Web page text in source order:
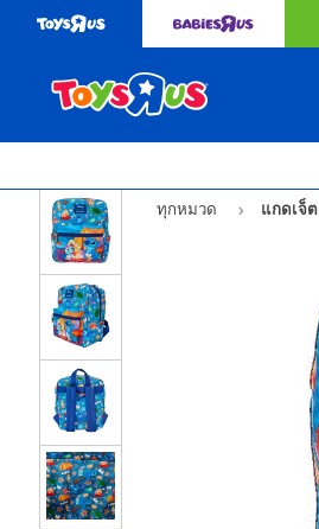
ทุกหมวด
แกดเจ็ต